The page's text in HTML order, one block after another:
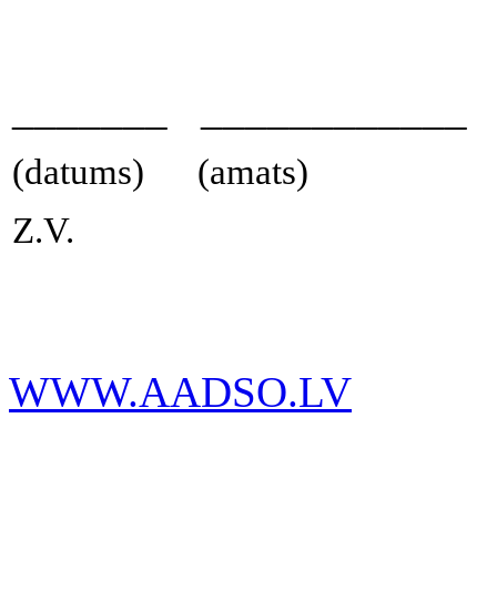
(datums) (amats)
Z.V.
WWW.AADSO.LV